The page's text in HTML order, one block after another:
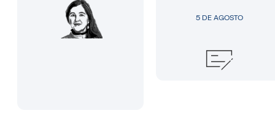
5 DE AGOSTO